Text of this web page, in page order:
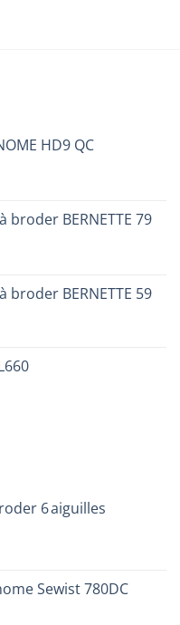
HD9 QC
BERNETTE 79
actuel
BERNETTE 59
6 aiguilles
Sewist 780DC